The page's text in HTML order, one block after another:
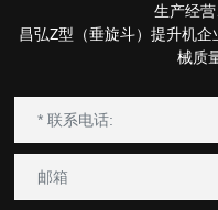
生产经
昌弘Z型（垂旋斗）提升机
械质